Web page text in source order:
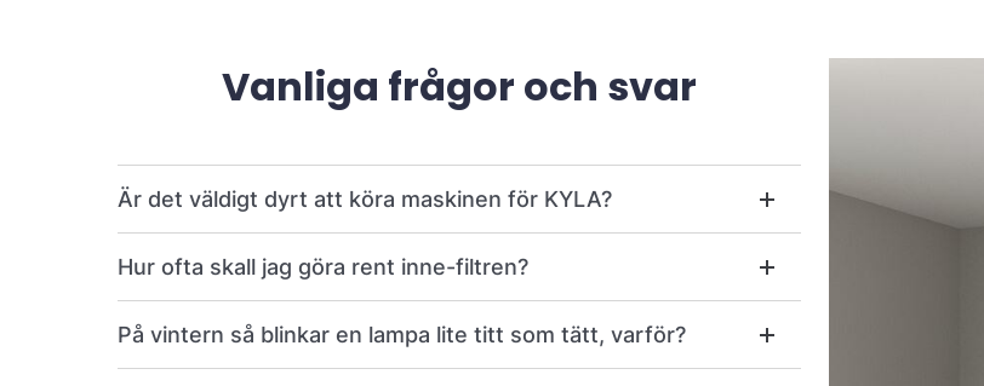
Vanliga frågor och svar
Är det väldigt dyrt att köra maskinen för KYLA?
Hur ofta skall jag göra rent inne-filtren?
På vintern så blinkar en lampa lite titt som tätt, varför?